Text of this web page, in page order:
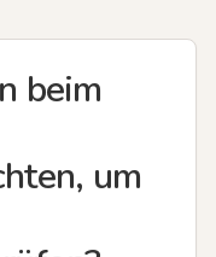
beim
um